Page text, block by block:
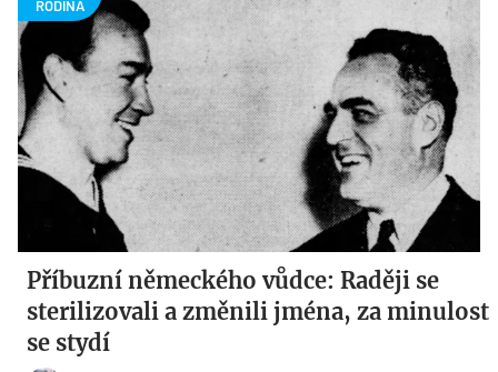
Příbuzní německého vůdce: Raději se
sterilizovali a změnili jména, za minulost
se stydí